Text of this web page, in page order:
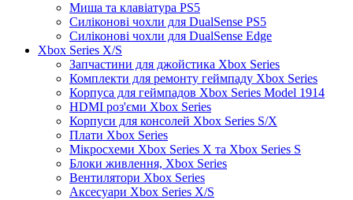
Миша та клавіатура PS5
Силіконові чохли для DualSense PS5
Силіконові чохли для DualSense Edge
Xbox Series X/S
Запчастини для джойстика Xbox Series
Комплекти для ремонту геймпаду Xbox Series
Корпуса для геймпадов Xbox Series Model 1914
HDMI роз'єми Xbox Series
Корпуси для консолей Xbox Series S/X
Плати Xbox Series
Мікросхеми Xbox Series X та Xbox Series S
Блоки живлення, Xbox Series
Вентилятори Xbox Series
Аксесуари Xbox Series X/S